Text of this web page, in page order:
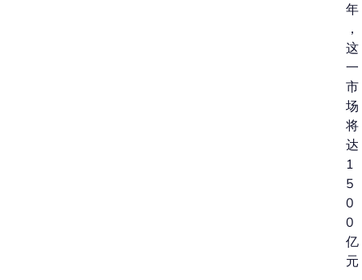
年
，
这
一
市
场
将
达
1
5
0
0
亿
元